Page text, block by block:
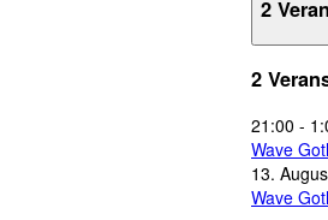
2
2
21:00 -
Wave
13.
Wave